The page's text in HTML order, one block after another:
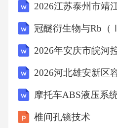
资源中获得那些方面的享
就已足够。教育的目标
培养与发展学生的兴趣，
获得享受的某些能力，过
编自葛四友《人工智能时
下列对材料相关内容的
项是(3分)2.根据原文内
椎间孔镜技术